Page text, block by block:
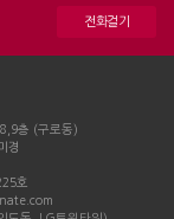
전화걸기
층 (구로동)
경
호